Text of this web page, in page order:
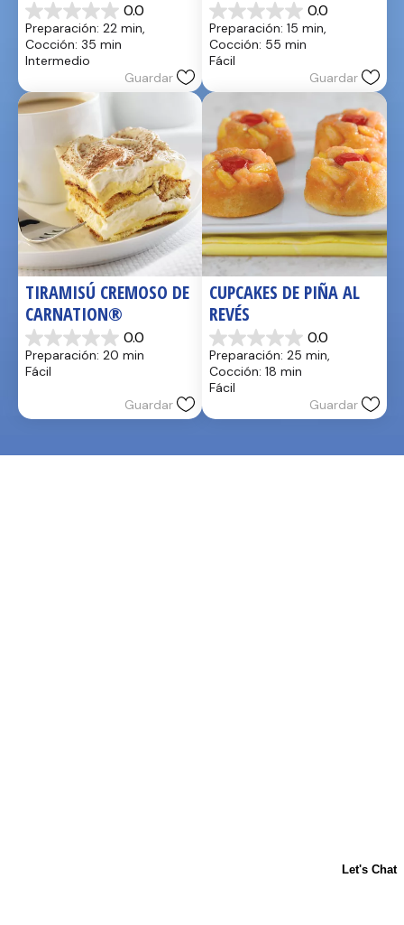
0.0
0.0
de
5
estrellas.
Preparación: 22 min,
Cocción: 35 min
Intermedio
Guardar
0.0
0.0
de
5
estrellas.
Preparación: 15 min,
Cocción: 55 min
Fácil
Guardar
TIRAMISÚ CREMOSO DE
CARNATION®
0.0
0.0
de
5
Preparación: 20 min
Fácil
Guardar
CUPCAKES DE PIÑA AL
REVÉS
0.0
0.0
de
5
estrellas.
Preparación: 25 min,
Cocción: 18 min
Fácil
Guardar